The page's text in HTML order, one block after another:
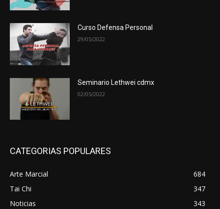
Curso Defensa Personal
29/05/2022
Seminario Lethwei cdmx
02/05/2022
CATEGORIAS POPULARES
Arte Marcial
684
Tai Chi
347
Noticias
343